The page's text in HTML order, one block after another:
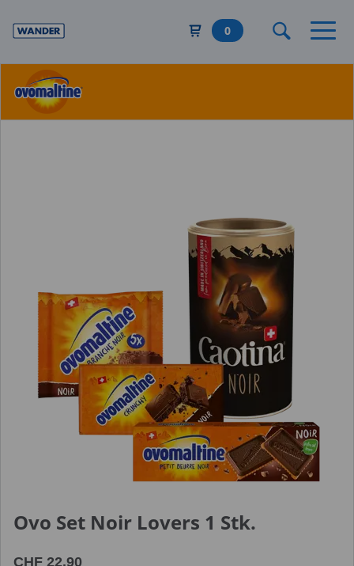
zum
0
Ovo Set Noir Lovers 1 Stk.
CHF 22.90